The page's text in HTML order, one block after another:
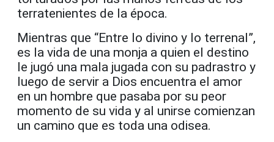
terratenientes de la época.
Mientras que “Entre lo divino y lo terrenal”,
es la vida de una monja a quien el destino
le jugó una mala jugada con su padrastro y
luego de servir a Dios encuentra el amor
en un hombre que pasaba por su peor
momento de su vida y al unirse comienzan
un camino que es toda una odisea.